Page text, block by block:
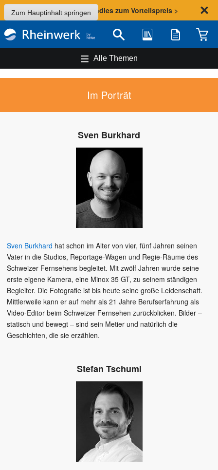
Zum Hauptinhalt springen
Sommer-Aktion: Bundles zum Vorteilspreis >
Suche Bibliothek Merkliste
Alle Themen
Im Porträt
Sven Burkhard
Sven Burkhard hat schon im Alter von vier, fünf Jahren seinen
Vater in die Studios, Reportage-Wagen und Regie-Räume des
Schweizer Fernsehens begleitet. Mit zwölf Jahren wurde seine
erste eigene Kamera, eine Minox 35 GT, zu seinem ständigen
Begleiter. Die Fotografie ist bis heute seine große Leidenschaft.
Mittlerweile kann er auf mehr als 21 Jahre Berufserfahrung als
Video-Editor beim Schweizer Fernsehen zurückblicken. Bilder –
statisch und bewegt – sind sein Metier und natürlich die
Geschichten, die sie erzählen.
Stefan Tschumi